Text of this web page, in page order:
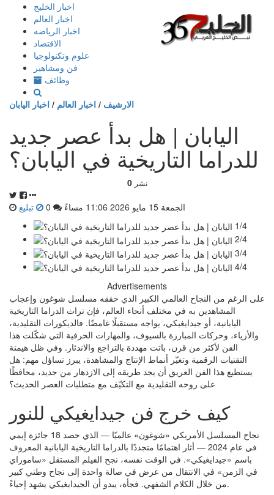
إذهب
المحتوى
اخبار الخليج
اخبار العالم
اخبار الرياضه
الاقتصاد
علوم وتكنولوجيا
فن ومشاهير
وظائف
الارشيف / اخبار العالم / اخبار اليابان
اليابان | هل بدأ عصر جديد
للدراما التاريخية في اليابان؟
0 نشر
الجمعة 15 مايو 2026 11:06 مساءً
تبليغ
1/4
2/4
3/4
4/4
Advertisements
على الرغم من النجاح العالمي الكبير الذي حققه مسلسل شوغون وإعجاب
المشاهدين به في مختلف أنحاء العالم، فإن تراث الدراما التاريخية
اليابانية، أو جيدايغيكي، يواجه مستقبلًا غامضًا. فالديكورات التقليدية،
والأزياء، وحركات المبارزة بالسيوف، والمهارات الحرفية التي شكّلت هذا
الفن لأكثر من قرن، باتت مهددة بالتراجع والاندثار. وفي ظل هيمنة
التقنيات الرقمية وتغيّر أنماط الإنتاج والمشاهدة، يبرز تساؤل مهم: هل
يستطيع هذا الفن العريق أن يجد طريقه إلى الازدهار من جديد، محافظًا
على روحه التقليدية مع التكيّف مع متطلبات العصر الحديث؟
كيف خرج فن جيدايغيكي للنور
نجاح المسلسل الأمريكي «شوغون» عالميًا — الذي حصد 18 جائزة إيمي
في عام 2024 — أثار اهتمامًا متجددًا بالدراما التاريخية اليابانية المعروف
باسم «جيدايغيكي». في الوقت نفسه، نجح الفيلم المستقل «ساموراي
في الزمن» في الانتقال من عرض في صالة واحدة إلى نجاح وطني كبير
من خلال الكلام الشفهي. فجأة، يبدو أن الجيدايغيكي يشهد إحياءً.